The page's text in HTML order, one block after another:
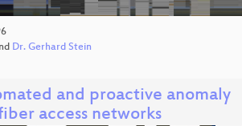
Dr. Gerhard Stein
and proactive anomaly
access networks